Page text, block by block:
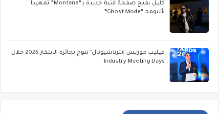
كليل يفتح صفحة فنية جديدة بـ“Montana” تمهيداً
لألبومه “Ghost Mode”
فيليب موريس إنترناشيونال" تتوج بجائزة الابتكار 2026 خلال
Industry Meeting Days